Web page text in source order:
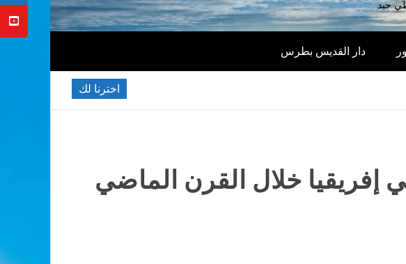
جيد
دار القديس بطرس
اخترنا لك
خلال القرن الماضي